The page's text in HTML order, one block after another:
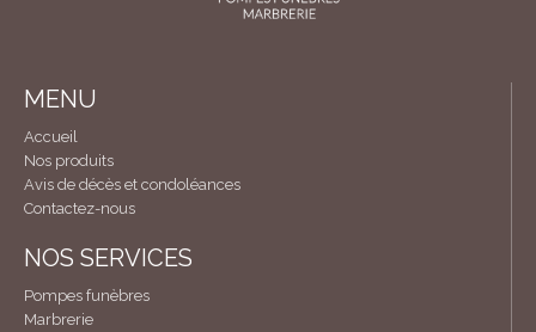
MENU
Accueil
Nos produits
Avis de décès et condoléances
Contactez-nous
NOS SERVICES
Pompes funèbres
Marbrerie